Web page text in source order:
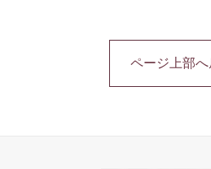
ページ上部へ